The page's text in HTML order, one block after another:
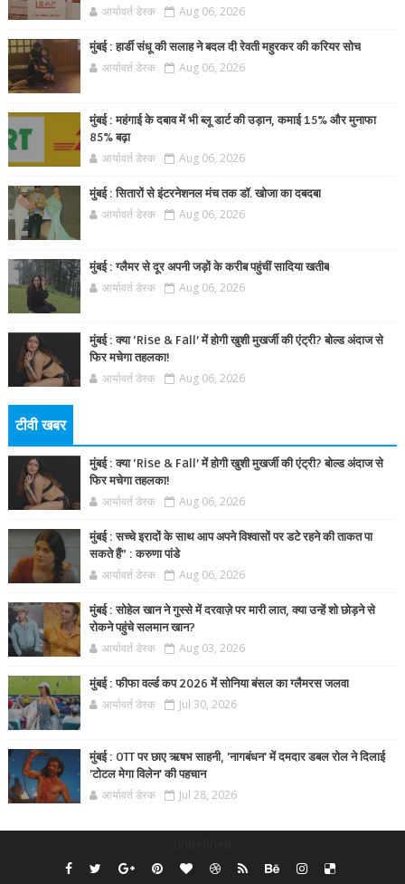
आर्यावर्त डेस्क Aug 06, 2026
मुंबई : हार्डी संधू की सलाह ने बदल दी रेवती महुरकर की करियर सोच
आर्यावर्त डेस्क Aug 06, 2026
मुंबई : महंगाई के दबाव में भी ब्लू डार्ट की उड़ान, कमाई 15% और मुनाफा
85% बढ़ा
आर्यावर्त डेस्क Aug 06, 2026
मुंबई : सितारों से इंटरनेशनल मंच तक डॉ. खोजा का दबदबा
आर्यावर्त डेस्क Aug 06, 2026
मुंबई : ग्लैमर से दूर अपनी जड़ों के करीब पहुंचीं सादिया खतीब
आर्यावर्त डेस्क Aug 06, 2026
मुंबई : क्या ‘Rise & Fall’ में होगी खुशी मुखर्जी की एंट्री? बोल्ड अंदाज से
फिर मचेगा तहलका!
आर्यावर्त डेस्क Aug 06, 2026
टीवी खबर
मुंबई : क्या ‘Rise & Fall’ में होगी खुशी मुखर्जी की एंट्री? बोल्ड अंदाज से
फिर मचेगा तहलका!
आर्यावर्त डेस्क Aug 06, 2026
मुंबई : सच्चे इरादों के साथ आप अपने विश्वासों पर डटे रहने की ताकत पा
सकते हैं” : करुणा पांडे
आर्यावर्त डेस्क Aug 06, 2026
मुंबई : सोहेल खान ने गुस्से में दरवाज़े पर मारी लात, क्या उन्हें शो छोड़ने से
रोकने पहुंचे सलमान खान?
आर्यावर्त डेस्क Aug 03, 2026
मुंबई : फीफा वर्ल्ड कप 2026 में सोनिया बंसल का ग्लैमरस जलवा
आर्यावर्त डेस्क Jul 30, 2026
मुंबई : OTT पर छाए ऋषभ साहनी, 'नागबंधन' में दमदार डबल रोल ने दिलाई
'टोटल मेगा विलेन' की पहचान
आर्यावर्त डेस्क Jul 28, 2026